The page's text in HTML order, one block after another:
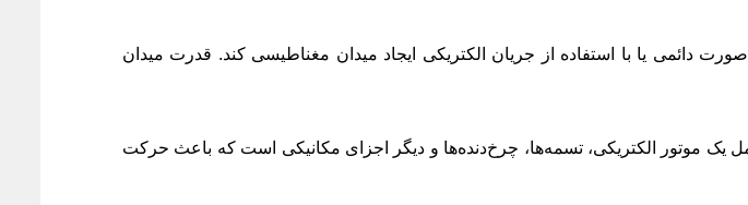
صورت دائمی یا با استفاده از جریان الکتریکی ایجاد میدان مغناطیسی کند. قدرت میدان
موتور الکتریکی، تسمه‌ها، چرخ‌دنده‌ها و دیگر اجزای مکانیکی است که باعث حرکت